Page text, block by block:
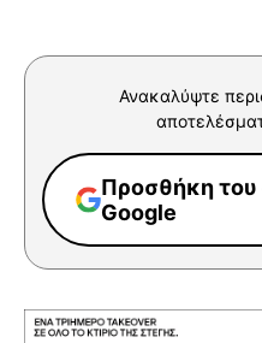
Ανακαλύψτε
Προσθήκη
Google